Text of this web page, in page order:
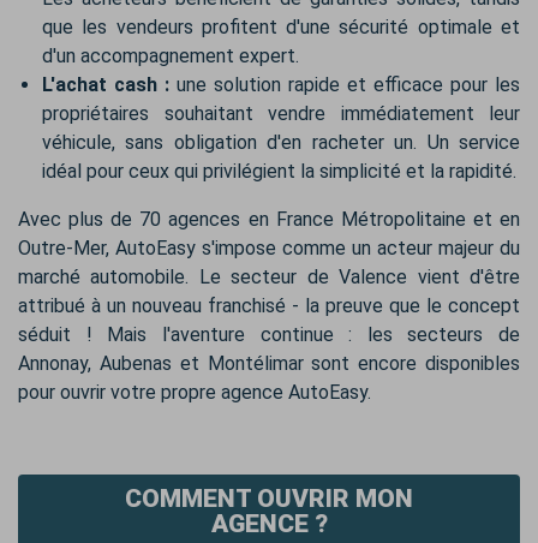
que les vendeurs profitent d'une sécurité optimale et
d'un accompagnement expert.
L'achat cash : une solution rapide et efficace pour les
propriétaires souhaitant vendre immédiatement leur
véhicule, sans obligation d'en racheter un. Un service
idéal pour ceux qui privilégient la simplicité et la rapidité.
Avec plus de 70 agences en France Métropolitaine et en
Outre-Mer, AutoEasy s'impose comme un acteur majeur du
marché automobile. Le secteur de Valence vient d'être
attribué à un nouveau franchisé - la preuve que le concept
séduit ! Mais l'aventure continue : les secteurs de
Annonay, Aubenas et Montélimar sont encore disponibles
pour ouvrir votre propre agence AutoEasy.
COMMENT OUVRIR MON
AGENCE ?